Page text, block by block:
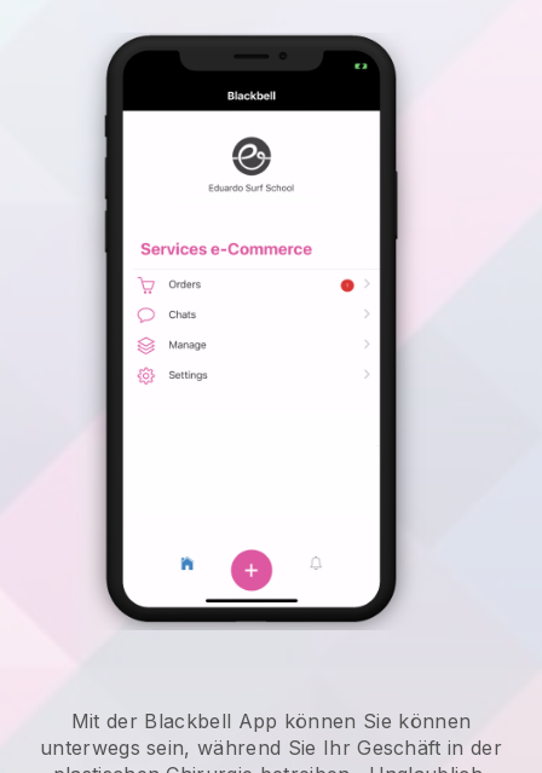
Mit der Blackbell App können Sie können
unterwegs sein, während Sie Ihr Geschäft in der